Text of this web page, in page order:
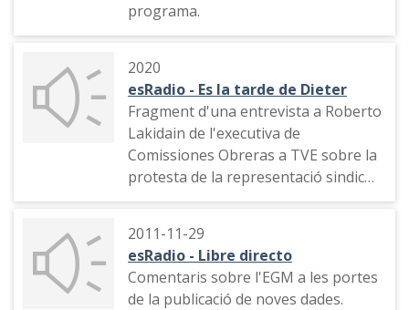
programa.
2020
esRadio - Es la tarde de Dieter
Fragment d'una entrevista a Roberto
Lakidain de l'executiva de
Comissiones Obreras a TVE sobre la
protesta de la representació sindical
per l'entrevista al lider de Vox
2011-11-29
esRadio - Libre directo
Comentaris sobre l'EGM a les portes
de la publicació de noves dades.